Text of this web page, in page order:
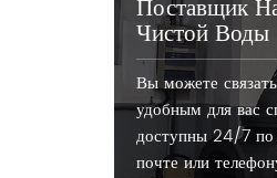
Поставщик
Чистой Воды
Вы можете
удобным для вас
доступны 24/7 по
почте или